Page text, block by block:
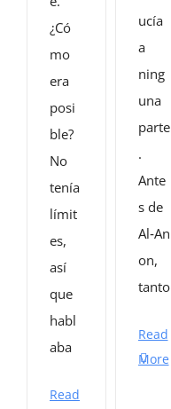
¿Có
mo
era
posi
ble?
No
tenía
límit
es,
así
que
habl
aba
Read
ucía
a
ning
una
parte
.
Ante
s de
Al‑An
on,
tanto
Read
More